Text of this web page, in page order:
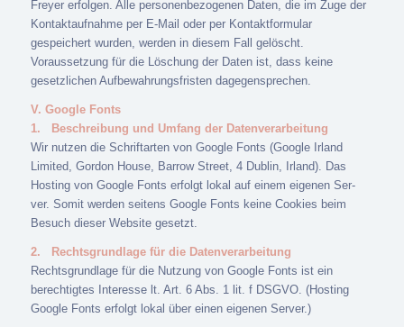
Freyer erfolgen. Alle personenbezogenen Daten, die im Zuge der
Kontaktaufnahme per E-Mail oder per Kontaktformular
gespeichert wurden, werden in diesem Fall gelöscht.
Voraussetzung für die Löschung der Daten ist, dass keine
gesetzlichen Aufbewahrungsfristen dagegensprechen.
V. Google Fonts
1.
Beschreibung und Umfang der Datenverarbeitung
Wir nutzen die Schriftarten von Google Fonts (Google Irland
Limited, Gordon House, Barrow Street, 4 Dublin, Irland). Das
Hosting von Google Fonts erfolgt lokal auf einem eigenen Ser-
ver. Somit werden seitens Google Fonts keine Cookies beim
Besuch dieser Website gesetzt.
2.
Rechtsgrundlage für die Datenverarbeitung
Rechtsgrundlage für die Nutzung von Google Fonts ist ein
berechtigtes Interesse lt. Art. 6 Abs. 1 lit. f DSGVO. (Hosting
Google Fonts erfolgt lokal über einen eigenen Server.)